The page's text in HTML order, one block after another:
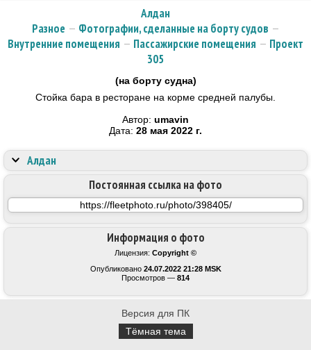
Алдан
Разное — Фотографии, сделанные на борту судов —
Внутренние помещения — Пассажирские помещения — Проект
305
(на борту судна)
Стойка бара в ресторане на корме средней палубы.
Автор: umavin
Дата: 28 мая 2022 г.
Информация о фото
Лицензия: Copyright ©
Опубликовано 24.07.2022 21:28 MSK
Просмотров — 814
Постоянная ссылка на фото
Алдан
Версия для ПК
Тёмная тема